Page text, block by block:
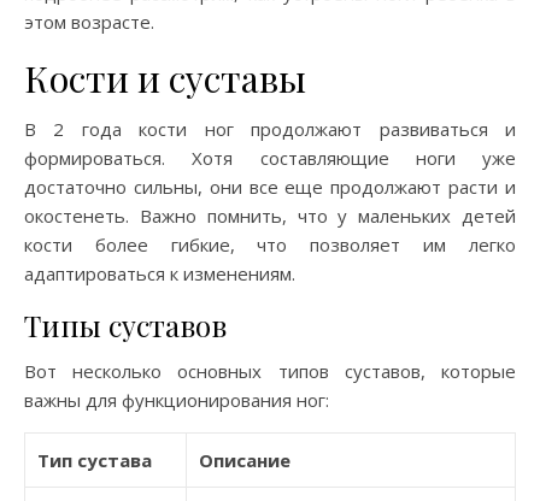
этом возрасте.
Кости и суставы
В 2 года кости ног продолжают развиваться и
формироваться. Хотя составляющие ноги уже
достаточно сильны, они все еще продолжают расти и
окостенеть. Важно помнить, что у маленьких детей
кости более гибкие, что позволяет им легко
адаптироваться к изменениям.
Типы суставов
Вот несколько основных типов суставов, которые
важны для функционирования ног:
Тип сустава Описание